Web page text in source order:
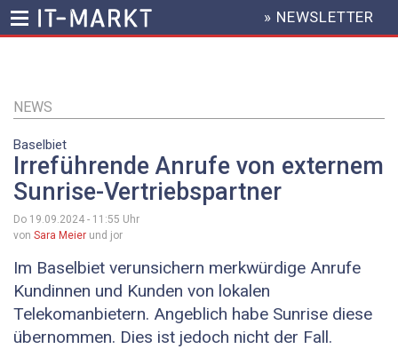
Inhalt
HEADER
MENU
» NEWSLETTER
NEWS
Baselbiet
Irreführende Anrufe von externem
Sunrise-Vertriebspartner
Do 19.09.2024 - 11:55 Uhr
von Sara Meier und jor
Im Baselbiet verunsichern merkwürdige Anrufe
Kundinnen und Kunden von lokalen
Telekomanbietern. Angeblich habe Sunrise diese
übernommen. Dies ist jedoch nicht der Fall.